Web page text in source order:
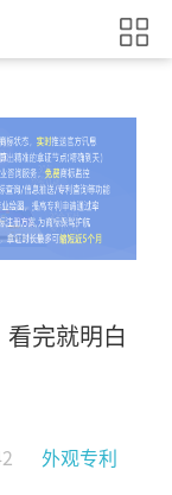
完就明白
外观专利